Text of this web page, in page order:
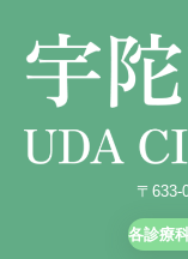
〒633-
各診療